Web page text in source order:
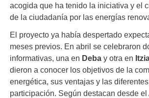
acogida que ha tenido la iniciativa y el
de la ciudadanía por las energías
El proyecto ya había despertado
meses previos. En abril se celebraron
informativas, una en Deba y otra en
dieron a conocer los objetivos de la
energética, sus ventajas y las
participación. Según destacan desde el